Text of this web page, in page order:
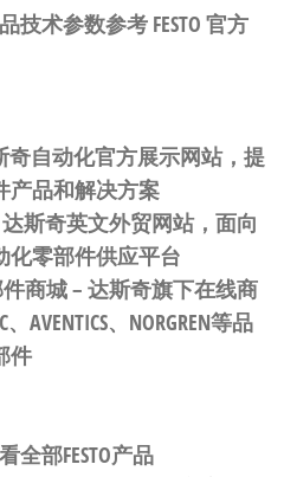
技术参数参考 FESTO 官方
奇自动化官方展示网站，提
产品和解决方案
斯奇英文外贸网站，面向
化零部件供应平台
件商城– 达斯奇旗下在线商
AVENTICS、NORGREN等品
件
全部FESTO产品